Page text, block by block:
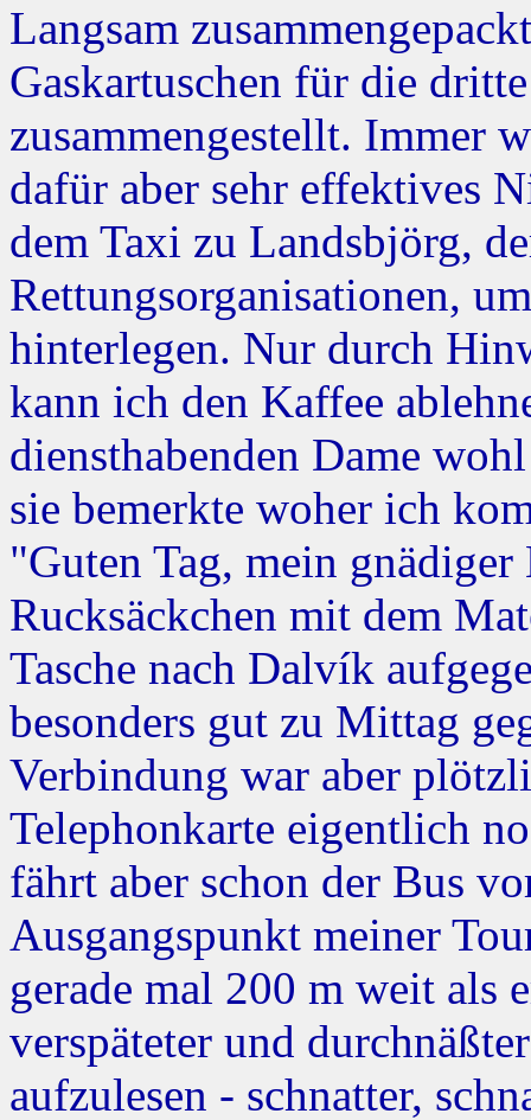
Langsam
Gaskartuschen für die
zusammengestellt. Immer
dafür aber sehr effektives
dem Taxi zu Landsbjörg,
Rettungsorganisationen,
hinterlegen. Nur durch
kann ich den Kaffee
diensthabenden Dame
sie bemerkte woher ich
"Guten Tag, mein
Rucksäckchen mit dem
Tasche nach Dalvík
besonders gut zu Mittag
Verbindung war aber
Telephonkarte eigentlich
fährt aber schon der Bus
Ausgangspunkt meiner
gerade mal 200 m weit als
verspäteter und
aufzulesen - schnatter,